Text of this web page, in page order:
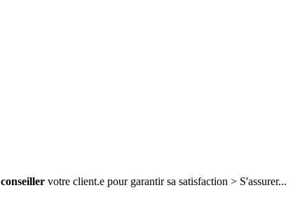
conseiller votre client.e pour garantir sa satisfaction > S'assurer...